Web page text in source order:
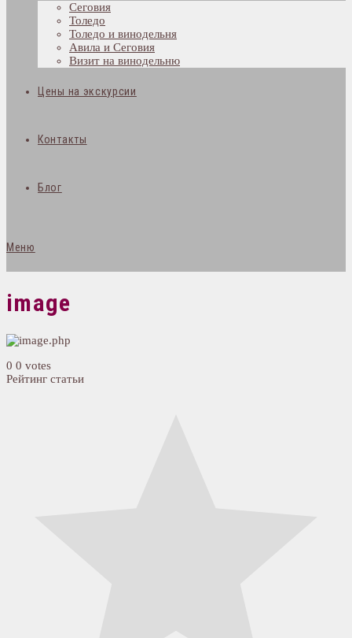
Сеговия
Толедо
Толедо и винодельня
Авила и Сеговия
Визит на винодельню
Цены на экскурсии
Контакты
Блог
Меню
image
0 0 votes
Рейтинг статьи